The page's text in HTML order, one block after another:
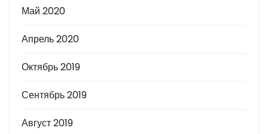
Май 2020
Апрель 2020
Октябрь 2019
Сентябрь 2019
Август 2019